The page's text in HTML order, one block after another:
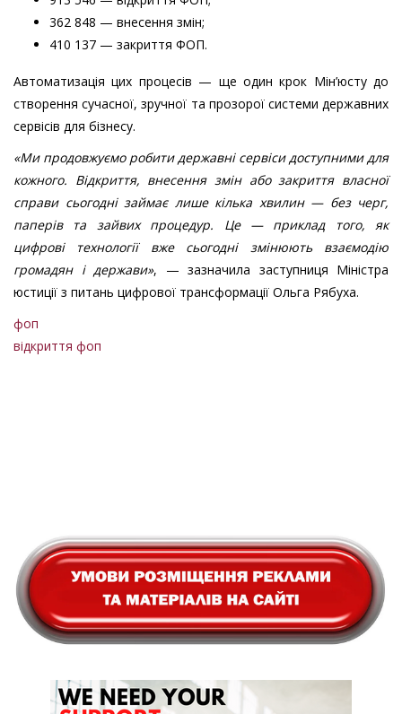
362 848 — внесення змін;
410 137 — закриття ФОП.
Автоматизація цих процесів — ще один крок Мін’юсту до
створення сучасної, зручної та прозорої системи державних
сервісів для бізнесу.
«Ми продовжуємо робити державні сервіси доступними для
кожного. Відкриття, внесення змін або закриття власної
справи сьогодні займає лише кілька хвилин — без черг,
паперів та зайвих процедур. Це — приклад того, як
цифрові технології вже сьогодні змінюють взаємодію
громадян і держави», — зазначила заступниця Міністра
юстиції з питань цифрової трансформації Ольга Рябуха.
фоп
відкриття фоп